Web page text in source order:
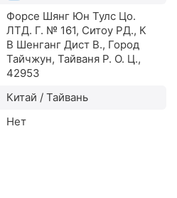
Форсе Шянг Юн Тулс Цо.
ЛТД. Г. № 161, Ситоу РД., К
В Шенганг Дист В., Город
Тайчжун, Тайваня Р. О. Ц.,
42953
Китай / Тайвань
Нет